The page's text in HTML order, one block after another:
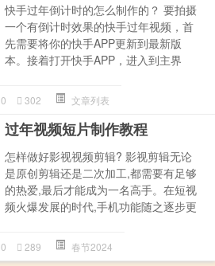
快手过年倒计时的怎么制作的？ 要拍摄
一个有倒计时效果的快手过年视频，首
先需要将你的快手APP更新到最新版
本。接着打开快手APP，进入到主界
0 302 文章列表
过年视频短片制作教程
怎样做好影视视频剪辑? 影视剪辑无论
是原创剪辑还是二次加工,都需要有足够
的热爱,最后才能成为一名高手。在短视
频火爆发展的时代,手机功能随之逐步更
0 289 春节2024